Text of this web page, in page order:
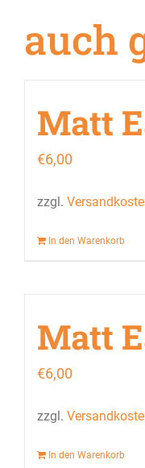
auch
Matt
€6,00
zzgl.
In den Warenkorb
Matt
€6,00
zzgl.
In den Warenkorb